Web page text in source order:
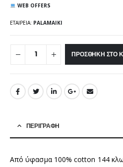
WEB OFFERS
ΕΤΑΙΡΕΊΑ: PALAMAIKI
ΠΡΟΣΘΉΚΗ ΣΤΟ
ΠΕΡΙΓΡΑΦΉ
Aπό ύφασμα 100% cotton 144